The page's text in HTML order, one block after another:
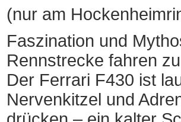
(nur am
Faszination und
Rennstrecke fahren
Der Ferrari F430 ist
Nervenkitzel und